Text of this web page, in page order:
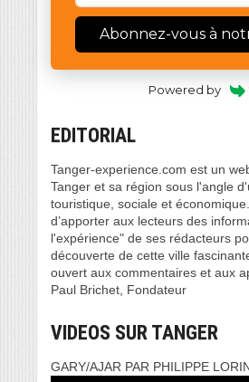
Abonnez-vous à
Powered by
EDITORIAL
Tanger-experience.com est un
Tanger et sa région sous l'angle
touristique, sociale et
d’apporter aux lecteurs des
l'expérience" de ses rédacteurs
découverte de cette ville
ouvert aux commentaires et aux
Paul Brichet, Fondateur
VIDEOS SUR TANGER
GARY/AJAR PAR PHILIPPE